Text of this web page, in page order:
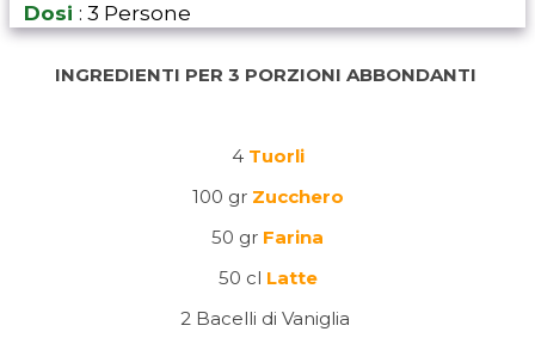
Dosi : 3 Persone
INGREDIENTI PER 3 PORZIONI ABBONDANTI
4 Tuorli
100 gr Zucchero
50 gr Farina
50 cl Latte
2 Bacelli di Vaniglia